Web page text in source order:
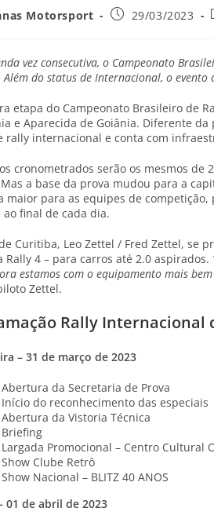
Motorsport 29/03/2023
vez consecutiva, o Campeonato
Além do status de Internacional, o
etapa do Campeonato Brasileiro de
e Aparecida de Goiânia. Diferente
rally internacional e conta com
cronometrados serão os mesmos de
a base da prova mudou para a
maior para as equipes de
ao final de cada dia.
Curitiba, Leo Zettel / Fred Zettel, se
Rally 4 – para carros até 2.0 aspirados.
estamos com o equipamento mais
Zettel.
Rally Internacional
– 31 de março de 2023
da Secretaria de Prova
do reconhecimento das especiais
da Vistoria Técnica
Briefing
Promocional – Centro Cultural
Clube Retrô
Nacional – BLITZ 40 ANOS
01 de abril de 2023